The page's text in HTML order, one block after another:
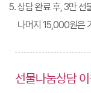
5. 상담 완료 후, 3만 선
나머지 15,000원은
선물나눔상담